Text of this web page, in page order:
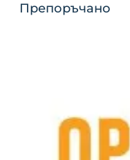
Препоръчано